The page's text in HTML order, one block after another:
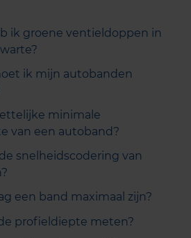
ik groene ventieldoppen in
ik mijn autobanden
minimale
van een autoband?
snelheidscodering van
een band maximaal zijn?
profieldiepte meten?